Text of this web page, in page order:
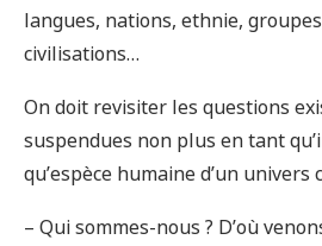
langues, nations, ethnie,
civilisations…
On doit revisiter les questions
suspendues non plus en tant
qu’espèce humaine d’un univers
– Qui sommes-nous ? D’où